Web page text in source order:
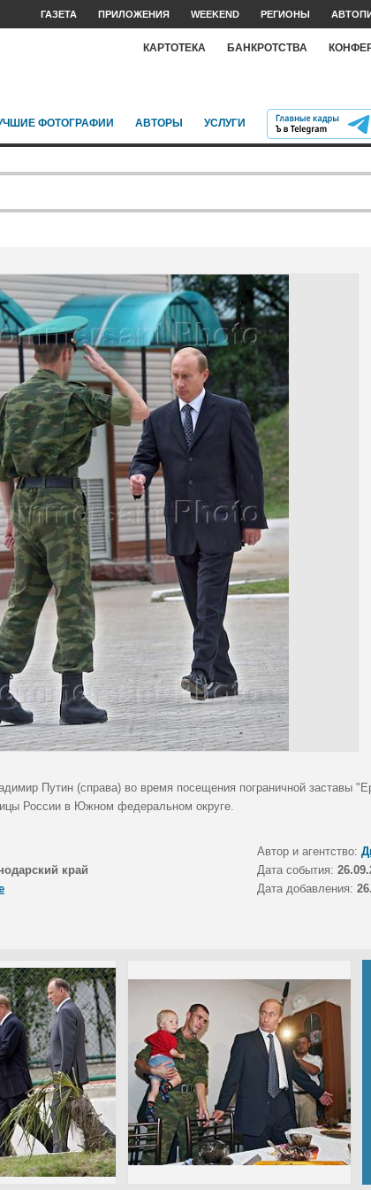
ГАЗЕТА ПРИЛОЖЕНИЯ WEEKEND РЕГИОНЫ
КАРТОТЕКА БАНКРОТСТВА
ФОТОГРАФИИ АВТОРЫ УСЛУГИ
Путин (справа) во время посещения пограничной заставы
России в Южном федеральном округе.
Автор и агентство:
край Дата события:
Дата добавления: